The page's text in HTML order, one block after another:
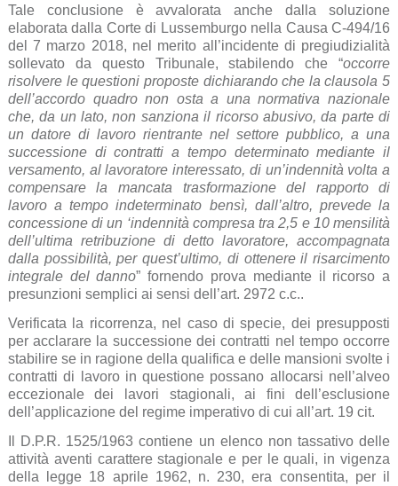
Tale conclusione è avvalorata anche dalla soluzione
elaborata dalla Corte di Lussemburgo nella Causa C-494/16
del 7 marzo 2018, nel merito all’incidente di pregiudizialità
sollevato da questo Tribunale, stabilendo che “occorre
risolvere le questioni proposte dichiarando che la clausola 5
dell’accordo quadro non osta a una normativa nazionale
che, da un lato, non sanziona il ricorso abusivo, da parte di
un datore di lavoro rientrante nel settore pubblico, a una
successione di contratti a tempo determinato mediante il
versamento, al lavoratore interessato, di un’indennità volta a
compensare la mancata trasformazione del rapporto di
lavoro a tempo indeterminato bensì, dall’altro, prevede la
concessione di un ‘indennità compresa tra 2,5 e 10 mensilità
dell’ultima retribuzione di detto lavoratore, accompagnata
dalla possibilità, per quest’ultimo, di ottenere il risarcimento
integrale del danno” fornendo prova mediante il ricorso a
presunzioni semplici ai sensi dell’art. 2972 c.c..
Verificata la ricorrenza, nel caso di specie, dei presupposti
per acclarare la successione dei contratti nel tempo occorre
stabilire se in ragione della qualifica e delle mansioni svolte i
contratti di lavoro in questione possano allocarsi nell’alveo
eccezionale dei lavori stagionali, ai fini dell’esclusione
dell’applicazione del regime imperativo di cui all’art. 19 cit.
Il D.P.R. 1525/1963 contiene un elenco non tassativo delle
attività aventi carattere stagionale e per le quali, in vigenza
della legge 18 aprile 1962, n. 230, era consentita, per il